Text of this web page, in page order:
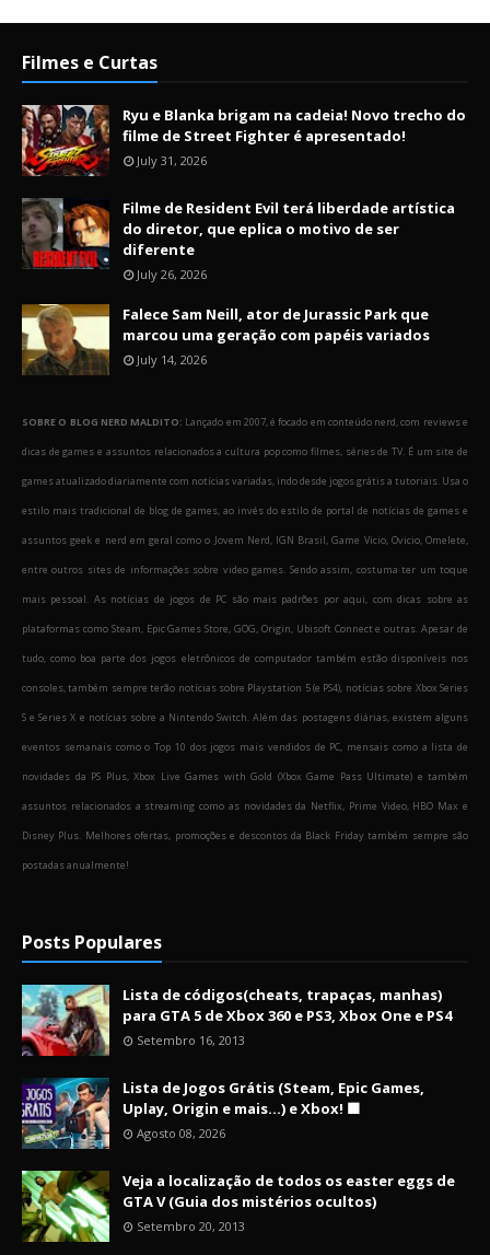
Filmes e Curtas
Ryu e Blanka brigam na cadeia! Novo trecho do
filme de Street Fighter é apresentado!
July 31, 2026
Filme de Resident Evil terá liberdade artística
do diretor, que eplica o motivo de ser
diferente
July 26, 2026
Falece Sam Neill, ator de Jurassic Park que
marcou uma geração com papéis variados
July 14, 2026
SOBRE O BLOG NERD MALDITO: Lançado em 2007, é focado em conteúdo nerd, com reviews e
dicas de games e assuntos relacionados a cultura pop como filmes, séries de TV. É um site de
games atualizado diariamente com notícias variadas, indo desde jogos grátis a tutoriais. Usa o
estilo mais tradicional de blog de games, ao invés do estilo de portal de notícias de games e
assuntos geek e nerd em geral como o Jovem Nerd, IGN Brasil, Game Vicio, Ovicio, Omelete,
entre outros sites de informações sobre video games. Sendo assim, costuma ter um toque
mais pessoal. As notícias de jogos de PC são mais padrões por aqui, com dicas sobre as
plataformas como Steam, Epic Games Store, GOG, Origin, Ubisoft Connect e outras. Apesar de
tudo, como boa parte dos jogos eletrônicos de computador também estão disponíveis nos
consoles, também sempre terão notícias sobre Playstation 5 (e PS4), notícias sobre Xbox Series
S e Series X e notícias sobre a Nintendo Switch. Além das postagens diárias, existem alguns
eventos semanais como o Top 10 dos jogos mais vendidos de PC, mensais como a lista de
novidades da PS Plus, Xbox Live Games with Gold (Xbox Game Pass Ultimate) e também
assuntos relacionados a streaming como as novidades da Netflix, Prime Video, HBO Max e
Disney Plus. Melhores ofertas, promoções e descontos da Black Friday também sempre são
postadas anualmente!
Posts Populares
Lista de códigos(cheats, trapaças, manhas)
para GTA 5 de Xbox 360 e PS3, Xbox One e PS4
Setembro 16, 2013
Lista de Jogos Grátis (Steam, Epic Games,
Uplay, Origin e mais...) e Xbox! 🟩
Agosto 08, 2026
Veja a localização de todos os easter eggs de
GTA V (Guia dos mistérios ocultos)
Setembro 20, 2013